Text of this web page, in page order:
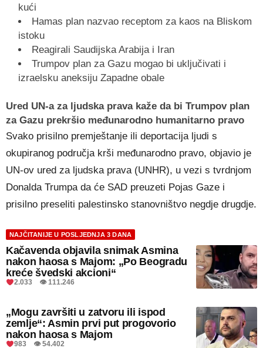
kući
Hamas plan nazvao receptom za kaos na Bliskom
istoku
Reagirali Saudijska Arabija i Iran
Trumpov plan za Gazu mogao bi uključivati i
izraelsku aneksiju Zapadne obale
Ured UN-a za ljudska prava kaže da bi Trumpov plan
za Gazu prekršio međunarodno humanitarno pravo
Svako prisilno premještanje ili deportacija ljudi s
okupiranog područja krši međunarodno pravo, objavio je
UN-ov ured za ljudska prava (UNHR), u vezi s tvrdnjom
Donalda Trumpa da će SAD preuzeti Pojas Gaze i
prisilno preseliti palestinsko stanovništvo negdje drugdje.
NAJČITANIJE U POSLJEDNJA 3 DANA
Kačavenda objavila snimak Asmina
nakon haosa s Majom: „Po Beogradu
kreće švedski akcioni“
2.033 👁 111.246
„Mogu završiti u zatvoru ili ispod
zemlje“: Asmin prvi put progovorio
nakon haosa s Majom
983 👁 54.402